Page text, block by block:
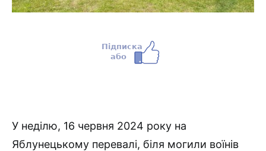
У неділю, 16 червня 2024 року на
Яблунецькому перевалі, біля могили воїнів